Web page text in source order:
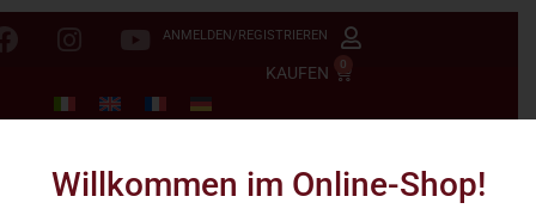
ANMELDEN/REGISTRIEREN
KAUFEN 0
Willkommen im Online-Shop!